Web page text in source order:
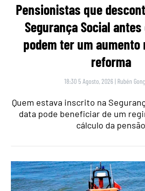
Pensionistas que
Segurança Social
podem ter um aumento
reforma
18:30 5 Agosto, 2026 | Rubén
Quem estava inscrito na
data pode beneficiar de um
cálculo da pensão